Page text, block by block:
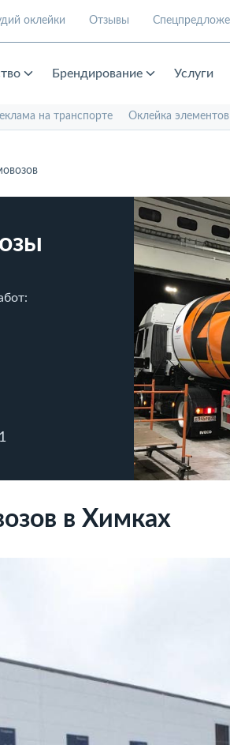
оклейки Отзывы
Брендирование Услуги
на транспорте Оклейка элементов
в Химках